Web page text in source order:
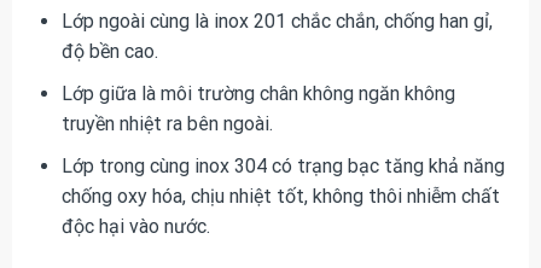
Lớp ngoài cùng là inox 201 chắc chắn, chống han gỉ,
độ bền cao.
Lớp giữa là môi trường chân không ngăn không
truyền nhiệt ra bên ngoài.
Lớp trong cùng inox 304 có trạng bạc tăng khả năng
chống oxy hóa, chịu nhiệt tốt, không thôi nhiễm chất
độc hại vào nước.